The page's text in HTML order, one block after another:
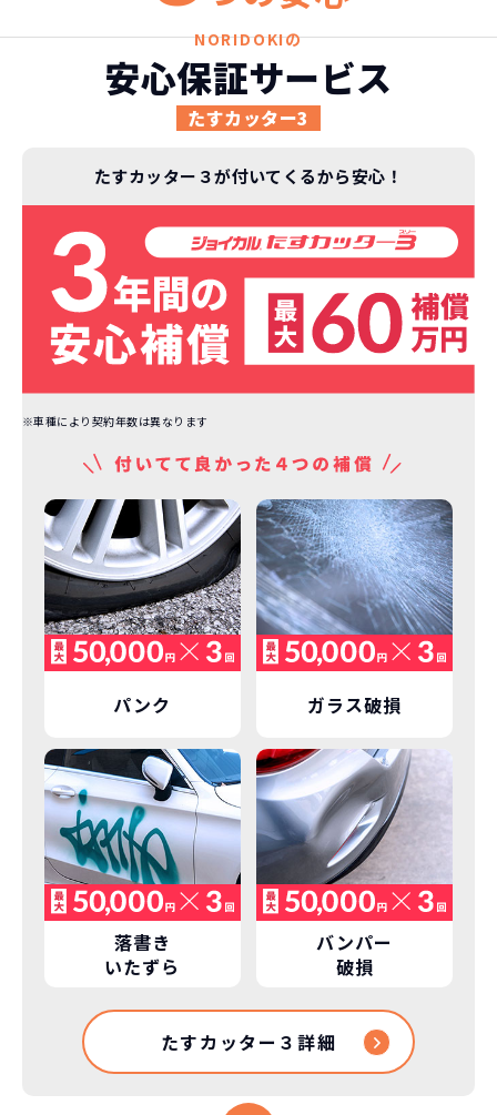
高残価設定を実現！
低価格が可能に！
ジョイカルジャパンが今まで培ってきた
日本全国・世界中の流通ネットワークと
ノウハウを集約することでこの「超高残
価設定」を実現しました。
また特定の車両に絞ることによりこの価
格設定が可能となりました。
お車を返却いただく
必要があるため
通常のカーリースの場合、そのまま継続
して乗るか、購入するかなどを選べます。
ず返却していただくことを前提とするこ
故障リスクが非常に低い
3年以内の契約なので、故障リスクが非常
に少なくなります。例え故障してもメーカ
ー保証があるから安心です。
契約リスクが少ない
えるなど。その時その時の状況に合わせ
た車を選べるっていいとおもいません
新型の新車に 定期的に乗換
車はだいたい３年くらいで飽きると言わ
れています。
もちろん、その人によりますが、最新型
車に常に乗り続けられるのは気持ちよ
く、人にも自慢できます！
新車購入時の税金や
諸費用などが不要
車を購入する場合、購入時に｢登録時諸費
ります。
これらの費用がコミコミの料金です。
継続的にかかる費用が
維持にかかる、毎年の｢自動車税｣はコミ
コミ。3年契約なので通常車検時にかかる
｢自動車重量税｣、｢自賠責保険料｣「整備
料」などが不要となります。
NORIDOKIの
安心保証サービス
たすカッター3
たすカッター３が付いてくるから安心！
※車種により契約年数は異なります
パンク ガラス破損
落書き
いたずら
バンパー
破損
たすカッター３詳細